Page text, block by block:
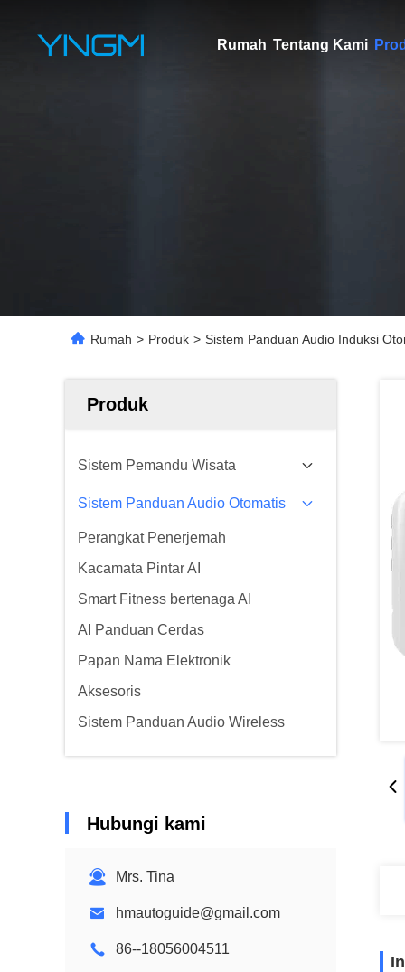
Rumah Tentang Kami
Rumah > Produk > Sistem Panduan Audio Induksi
Produk
Sistem Pemandu Wisata
Sistem Panduan Audio Otomatis
Perangkat Penerjemah
Kacamata Pintar AI
Smart Fitness bertenaga AI
AI Panduan Cerdas
Papan Nama Elektronik
Aksesoris
Sistem Panduan Audio Wireless
Hubungi kami
Mrs. Tina
hmautoguide@gmail.com
86--18056004511